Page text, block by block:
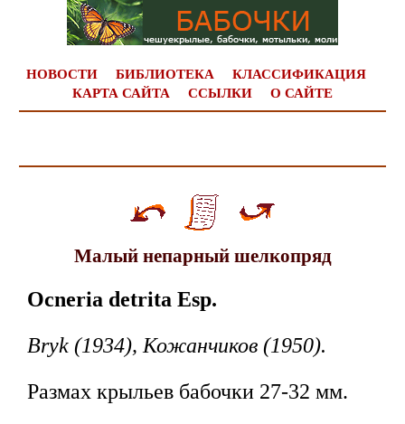
НОВОСТИ БИБЛИОТЕКА
КЛАССИФИКАЦИЯ
КАРТА САЙТА
ССЫЛКИ О САЙТЕ
Малый непарный шелкопряд
Ocneria detrita Esp.
Bryk (1934), Кожанчиков (1950).
Размах крыльев бабочки 27-32 мм.